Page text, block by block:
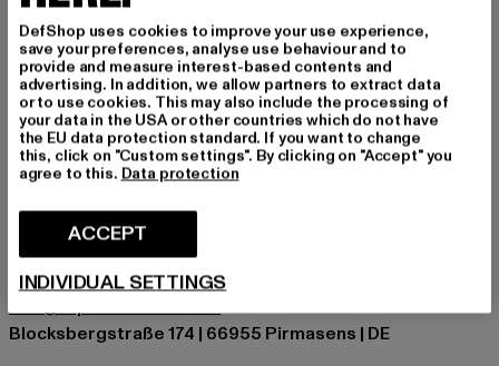
Gelegenheid: Alledaags
Schachthoogte: hoge top
Merk: Tom Tailor
Kategori: Boots
Kleur: braun
Kleur fabrikant: hazel
Materiaal bovenkant: ander materiaal
Art.Nr: 849071000699-06513
Fabrikant: Supremo Shoes & Boots GmbH |
info@supremo-shoes.de
Blocksbergstraße 174 | 66955 Pirmasens | DE
DefShop uses cookies to improve your use experience,
save your preferences, analyse use behaviour and to
provide and measure interest-based contents and
advertising. In addition, we allow partners to extract data
or to use cookies. This may also include the processing of
your data in the USA or other countries which do not have
the EU data protection standard. If you want to change
this, click on "Custom settings". By clicking on "Accept" you
agree to this. Data protection
ACCEPT
INDIVIDUAL SETTINGS